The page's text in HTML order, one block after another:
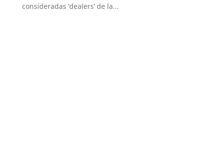
consideradas ‘dealers’ de la...